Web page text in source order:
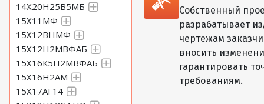
14Х20Н25В5МБ
15Х11МФ
15Х12ВНМФ
15Х12Н2МВФАБ
15Х16К5Н2МВФАБ
15Х16Н2АМ
15Х17АГ14
Собственный
разрабатывает
чертежам
вносить
гарантировать
требованиям.